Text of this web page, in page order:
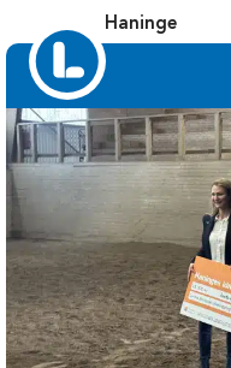
Haninge